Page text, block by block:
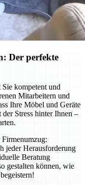
Der perfekte
kompetent und
Mitarbeitern und
Ihre Möbel und Geräte
Stress hinter Ihnen –
jeder Herausforderung
Beratung
gestalten können, wie